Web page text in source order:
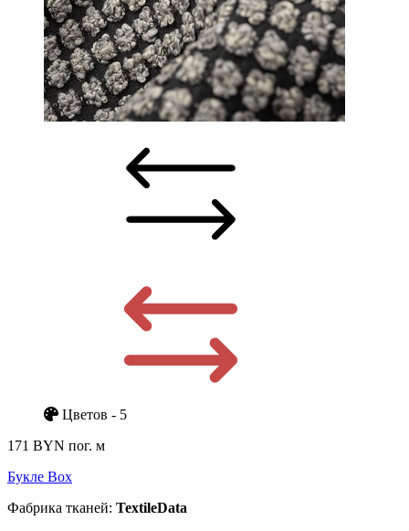
Цветов - 5
171 BYN пог. м
Букле Box
Фабрика тканей: TextileData